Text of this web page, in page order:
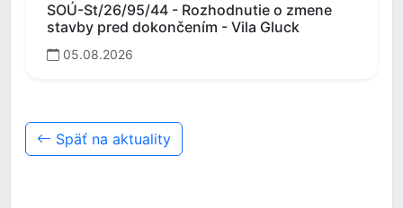
SOÚ-St/26/95/44 - Rozhodnutie o zmene
stavby pred dokončením - Vila Gluck
05.08.2026
Späť na aktuality